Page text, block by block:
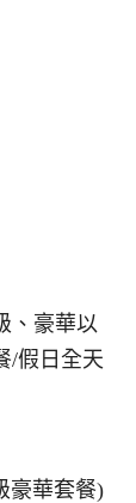
、豪華以
/假日全天
豪華套餐)